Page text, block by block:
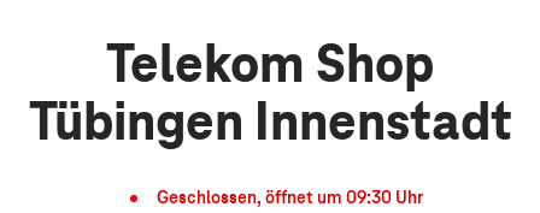
Telekom Shop
Tübingen Innenstadt
Geschlossen, öffnet um 09:30Uhr